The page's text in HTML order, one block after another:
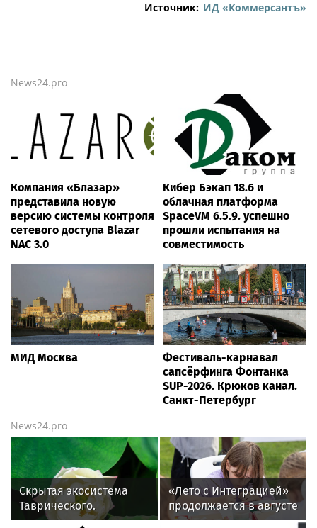
Источник: ИД «Коммерсантъ»
News24.pro
Компания «Блазар»
представила новую
версию системы контроля
сетевого доступа Blazar
NAC 3.0
Кибер Бэкап 18.6 и
облачная платформа
SpaceVM 6.5.9. успешно
прошли испытания на
совместимость
МИД Москва
Фестиваль-карнавал
сапсёрфинга Фонтанка
SUP-2026. Крюков канал.
Санкт-Петербург
News24.pro
Скрытая экосистема
Таврического.
«Лето с Интеграцией»
продолжается в августе
— заключительный